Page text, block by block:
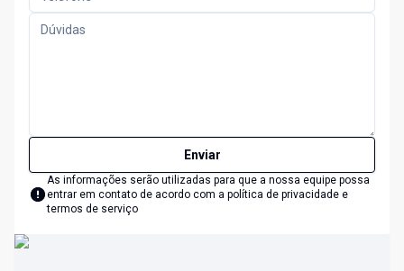
Enviar
As informações serão utilizadas para que a nossa equipe possa
entrar em contato de acordo com a política de privacidade e
termos de serviço